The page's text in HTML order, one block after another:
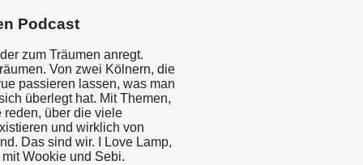
Podcast
zum Träumen anregt.
Von zwei Kölnern, die
passieren lassen, was man
überlegt hat. Mit Themen,
reden, über die viele
und wirklich von
Das sind wir. I Love Lamp,
Wookie und Sebi.